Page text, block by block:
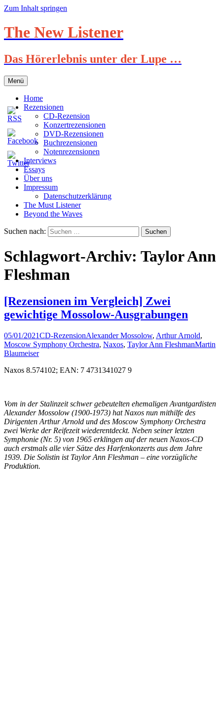
Zum Inhalt springen
The New Listener
Das Hörerlebnis unter der Lupe …
Menü
Home
Rezensionen
CD-Rezension
Konzertrezensionen
DVD-Rezensionen
Buchrezensionen
Notenrezensionen
Interviews
Essays
Über uns
Impressum
Datenschutzerklärung
The Must Listener
Beyond the Waves
Suchen nach:
Schlagwort-Archiv: Taylor Ann
Fleshman
[Rezensionen im Vergleich] Zwei
gewichtige Mossolow-Ausgrabungen
05/01/2021CD-RezensionAlexander Mossolow, Arthur Arnold,
Moscow Symphony Orchestra, Naxos, Taylor Ann FleshmanMartin
Blaumeiser
Naxos 8.574102; EAN: 7 4731341027 9
Vom in der Stalinzeit schwer gebeutelten ehemaligen Avantgardisten
Alexander Mossolow (1900-1973) hat Naxos nun mithilfe des
Dirigenten Arthur Arnold und des Moscow Symphony Orchestra
zwei Werke der Reifezeit wiederentdeckt. Neben seiner letzten
Symphonie (Nr. 5) von 1965 erklingen auf der neuen Naxos-CD
auch erstmals alle vier Sätze des Harfenkonzerts aus dem Jahre
1939. Die Solistin ist Taylor Ann Fleshman – eine vorzügliche
Produktion.